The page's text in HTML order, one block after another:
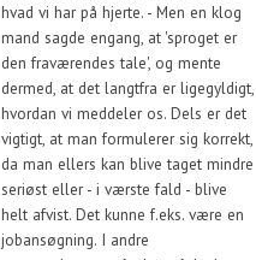
hvad vi har på hjerte. - Men en klog
mand sagde engang, at 'sproget er
den fraværendes tale', og mente
dermed, at det langtfra er ligegyldigt,
hvordan vi meddeler os. Dels er det
vigtigt, at man formulerer sig korrekt,
da man ellers kan blive taget mindre
seriøst eller - i værste fald - blive
helt afvist. Det kunne f.eks. være en
jobansøgning. I andre